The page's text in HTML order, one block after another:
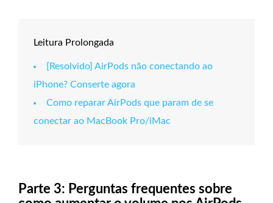
Leitura Prolongada
[Resolvido] AirPods não conectando ao
iPhone? Conserte agora
Como reparar AirPods que param de se
conectar ao MacBook Pro/iMac
Parte 3: Perguntas frequentes sobre